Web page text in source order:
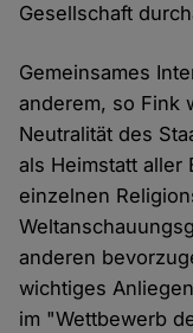
Gesellschaft
Gemeinsames
anderem, so Fink
Neutralität des
als Heimstatt aller
einzelnen
anderen
wichtiges
im "Wettbewerb